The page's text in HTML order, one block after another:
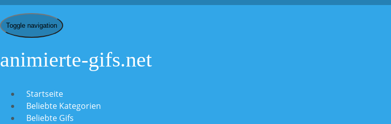
Toggle navigation
animierte-gifs.net
Startseite
Beliebte Kategorien
Beliebte Gifs